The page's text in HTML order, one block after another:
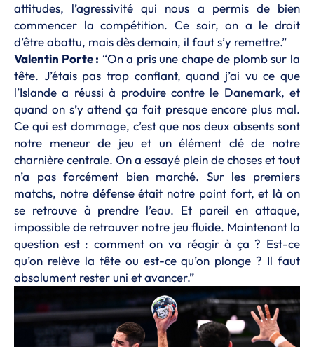
attitudes, l’agressivité qui nous a permis de bien
commencer la compétition. Ce soir, on a le droit
d’être abattu, mais dès demain, il faut s’y remettre.”
Valentin Porte : “On a pris une chape de plomb sur la
tête. J’étais pas trop confiant, quand j’ai vu ce que
l’Islande a réussi à produire contre le Danemark, et
quand on s’y attend ça fait presque encore plus mal.
Ce qui est dommage, c’est que nos deux absents sont
notre meneur de jeu et un élément clé de notre
charnière centrale. On a essayé plein de choses et tout
n’a pas forcément bien marché. Sur les premiers
matchs, notre défense était notre point fort, et là on
se retrouve à prendre l’eau. Et pareil en attaque,
impossible de retrouver notre jeu fluide. Maintenant la
question est : comment on va réagir à ça ? Est-ce
qu’on relève la tête ou est-ce qu’on plonge ? Il faut
absolument rester uni et avancer.”